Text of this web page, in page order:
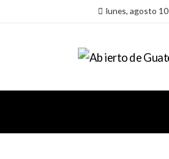
lunes, agosto 10